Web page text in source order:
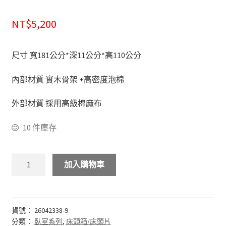
衣櫃&衣櫥
雙層床&子母床
床頭箱/床頭片
化妝台
床頭櫃
書房系列
NT$5,200
尺寸 寬181公分*深11公分*高110公分
內部材質 實木骨架 +高密度泡棉
外部材質 採用高級棉麻布
10 件庫存
加入購物車
貨號： 26042338-9
分類： 臥室系列, 床頭箱/床頭片